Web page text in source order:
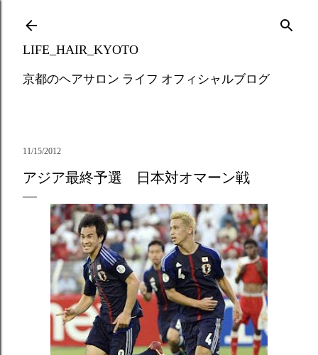
LIFE_HAIR_KYOTO
京都のヘアサロン ライフ オフィシャルブログ
11/15/2012
アジア最終予選 日本対オマーン戦